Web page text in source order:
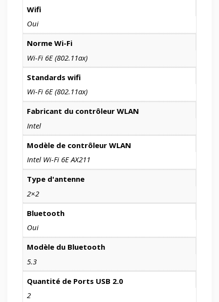
Wifi
Oui
Norme Wi-Fi
Wi-Fi 6E (802.11ax)
Standards wifi
Wi-Fi 6E (802.11ax)
Fabricant du contrôleur WLAN
Intel
Modèle de contrôleur WLAN
Intel Wi-Fi 6E AX211
Type d'antenne
2×2
Bluetooth
Oui
Modèle du Bluetooth
5.3
Quantité de Ports USB 2.0
2